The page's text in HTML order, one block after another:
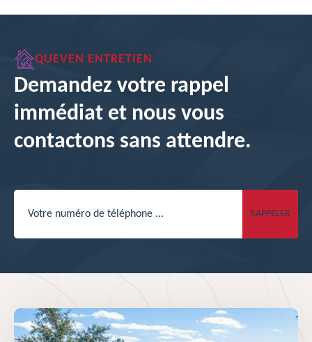
QUEVEN ENTRETIEN
Demandez votre rappel
immédiat et nous vous
contactons sans attendre.